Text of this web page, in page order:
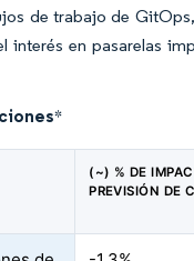
de trabajo de
interés en pasarelas
*
(~) % DE
PREVISIÓN DE